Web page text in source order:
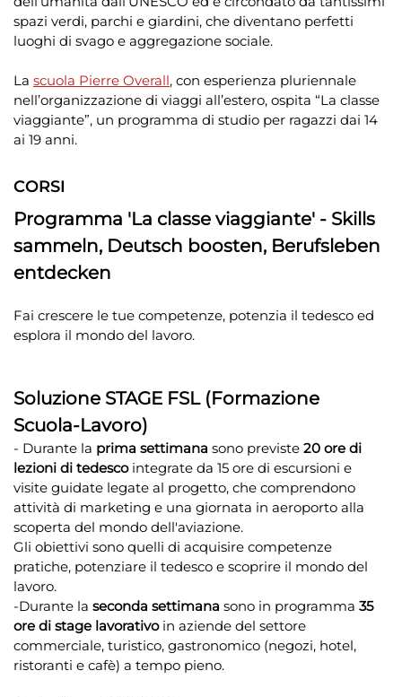
spazi verdi, parchi e giardini, che diventano perfetti
luoghi di svago e aggregazione sociale.
La scuola Pierre Overall, con esperienza pluriennale
nell’organizzazione di viaggi all’estero, ospita “La classe
viaggiante”, un programma di studio per ragazzi dai 14
ai 19 anni.
CORSI
Programma 'La classe viaggiante' - Skills
sammeln, Deutsch boosten, Berufsleben
entdecken
Fai crescere le tue competenze, potenzia il tedesco ed
esplora il mondo del lavoro.
Soluzione STAGE FSL (Formazione
Scuola-Lavoro)
- Durante la prima settimana sono previste 20 ore di
lezioni di tedescointegrate da 15 ore di escursioni e
visite guidate legate al progetto, che comprendono
attività di marketing e una giornata in aeroporto alla
scoperta del mondo dell'aviazione.
Gli obiettivi sono quelli di acquisire competenze
pratiche, potenziare il tedesco e scoprire il mondo del
lavoro.
-Durante la seconda settimana sono in programma 35
ore di stage lavorativoin aziende del settore
commerciale, turistico, gastronomico (negozi, hotel,
ristoranti e cafè) a tempo pieno.